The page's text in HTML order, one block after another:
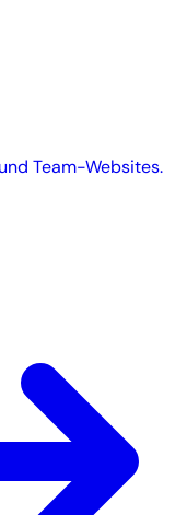
Team-Websites.